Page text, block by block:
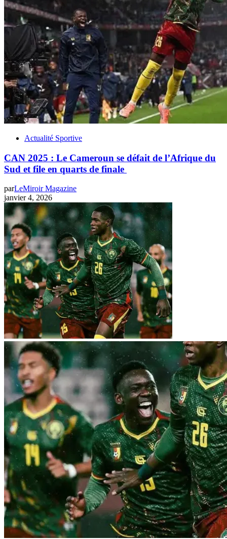
Actualité Sportive
CAN 2025 : Le Cameroun se défait de l’Afrique du
Sud et file en quarts de finale
parLeMiroir Magazine
janvier 4, 2026